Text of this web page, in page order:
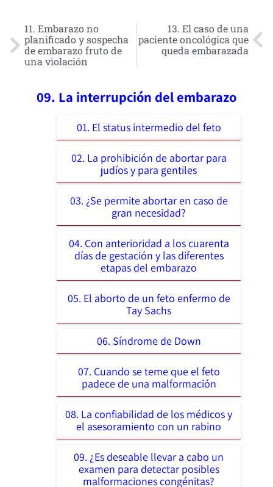
11. Embarazo no
planificado y sospecha
de embarazo fruto de
una violación
13. El caso de una
paciente oncológica que
queda embarazada
09. La interrupción del embarazo
01. El status intermedio del feto
02. La prohibición de abortar para
judíos y para gentiles
03. ¿Se permite abortar en caso de
gran necesidad?
04. Con anterioridad a los cuarenta
días de gestación y las diferentes
etapas del embarazo
05. El aborto de un feto enfermo de
Tay Sachs
06. Síndrome de Down
07. Cuando se teme que el feto
padece de una malformación
08. La confiabilidad de los médicos y
el asesoramiento con un rabino
09. ¿Es deseable llevar a cabo un
examen para detectar posibles
malformaciones congénitas?